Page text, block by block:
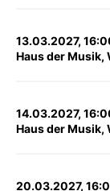
13.03.2027,
Haus der Musik,
14.03.2027,
Haus der Musik,
20.03.2027,